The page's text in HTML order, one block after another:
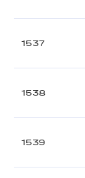
1537
1538
1539